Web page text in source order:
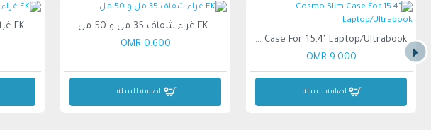
Cosmo Slim Case For 15.4" Laptop/Ultrabook
9.000 OMR
اضافة للسلة
FK غراء شفاف 35 مل و 50 مل
0.600 OMR
اضافة للسلة
FK غراء شفاف 50 مل × 2 نفطة